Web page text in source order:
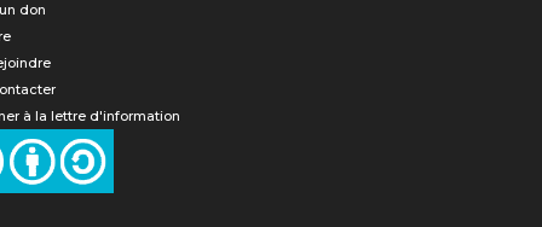
don
à la lettre d'information